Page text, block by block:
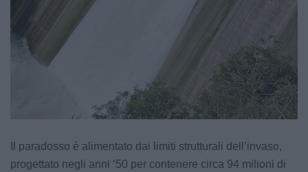
Il paradosso è alimentato dai limiti strutturali dell’invaso,
progettato negli anni ‘50 per contenere circa 94 milioni di